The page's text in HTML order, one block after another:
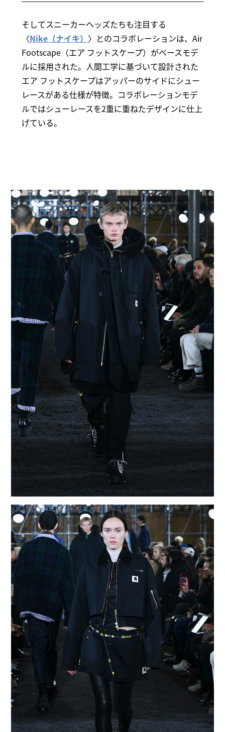
そしてスニーカーヘッズたちも注目する
〈Nike（ナイキ） 〉とのコラボレーションは、Air
Footscape（エア フットスケープ）がベースモデ
ルに採用された。人間工学に基づいて設計された
エア フットスケープはアッパーのサイドにシュー
レースがある仕様が特徴。コラボレーションモデ
ルではシューレースを2重に重ねたデザインに仕上
げている。